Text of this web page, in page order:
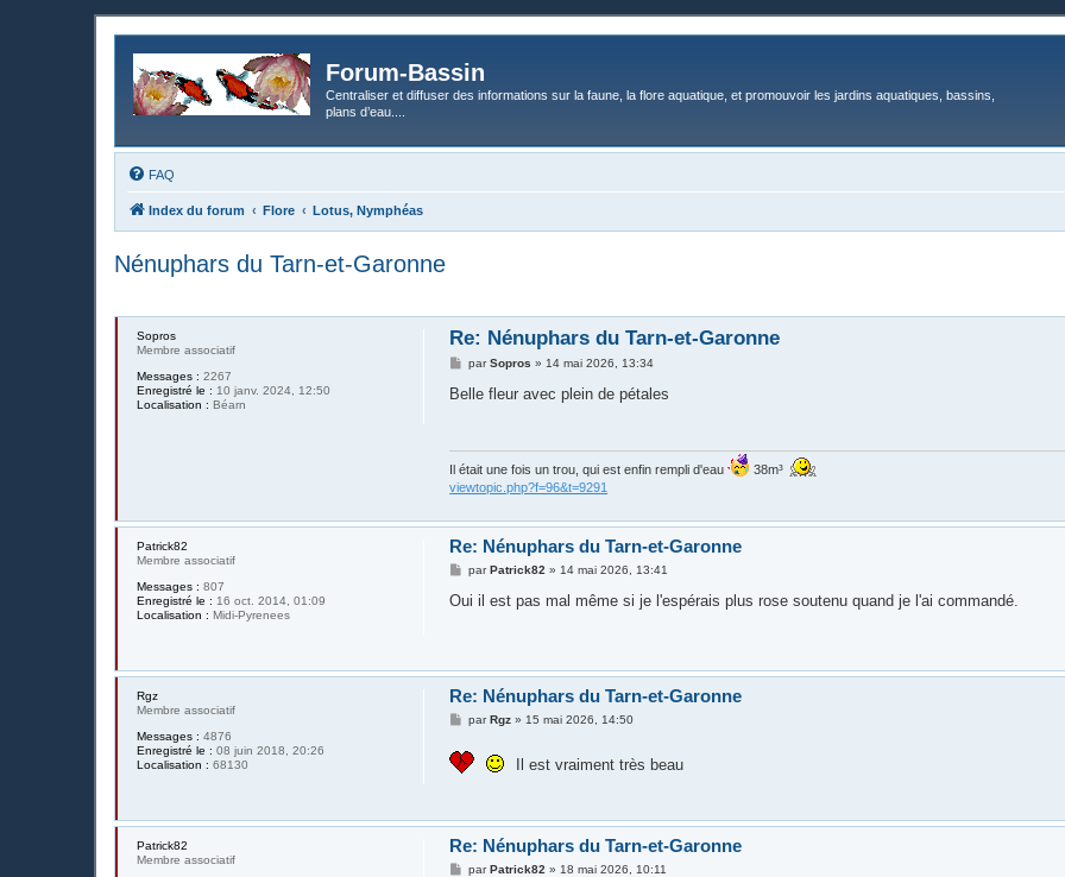
Forum-Bassin
Centraliser et diffuser des informations sur la faune, la flore aquatique, et promouvoir les jardins aquatiques, bassins,
plans d’eau....
FAQ
Index du forum Flore Lotus, Nymphéas
Nénuphars du Tarn-et-Garonne
Sopros
Membre associatif
Messages : 2267
Enregistré le : 10 janv. 2024, 12:50
Localisation : Béarn
Re: Nénuphars du Tarn-et-Garonne
M
s
parSopros » 14 mai 2026, 13:34
Belle fleur avec plein de pétales
Il était une fois un trou, qui est enfin rempli d'eau
38m³
viewtopic.php?f=96&t=9291
Patrick82
Membre associatif
Messages : 807
Enregistré le : 16 oct. 2014, 01:09
Localisation : Midi-Pyrenees
Re: Nénuphars du Tarn-et-Garonne
M
s
parPatrick82 » 14 mai 2026, 13:41
Oui il est pas mal même si je l'espérais plus rose soutenu quand je l'ai commandé.
Rgz
Membre associatif
Messages : 4876
Enregistré le : 08 juin 2018, 20:26
Localisation : 68130
Re: Nénuphars du Tarn-et-Garonne
M
s
a
parRgz » 15 mai 2026, 14:50
Il est vraiment très beau
Patrick82
Membre associatif
Re: Nénuphars du Tarn-et-Garonne
MparPatrick82 » 18 mai 2026, 10:11